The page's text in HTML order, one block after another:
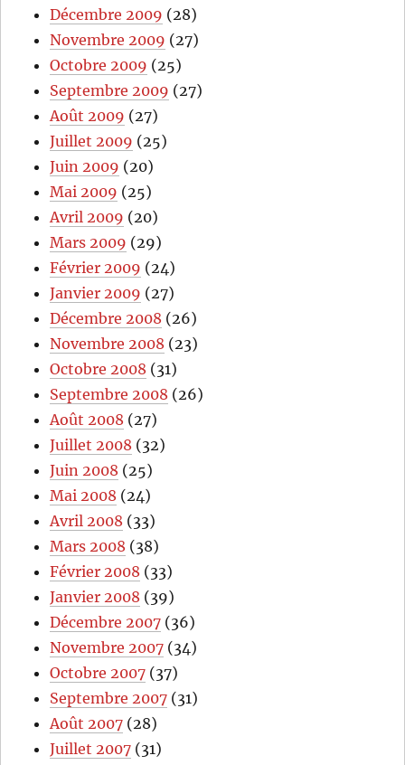
Décembre 2009 (28)
Novembre 2009 (27)
Octobre 2009 (25)
Septembre 2009 (27)
Août 2009 (27)
Juillet 2009 (25)
Juin 2009 (20)
Mai 2009 (25)
Avril 2009 (20)
Mars 2009 (29)
Février 2009 (24)
Janvier 2009 (27)
Décembre 2008 (26)
Novembre 2008 (23)
Octobre 2008 (31)
Septembre 2008 (26)
Août 2008 (27)
Juillet 2008 (32)
Juin 2008 (25)
Mai 2008 (24)
Avril 2008 (33)
Mars 2008 (38)
Février 2008 (33)
Janvier 2008 (39)
Décembre 2007 (36)
Novembre 2007 (34)
Octobre 2007 (37)
Septembre 2007 (31)
Août 2007 (28)
Juillet 2007 (31)